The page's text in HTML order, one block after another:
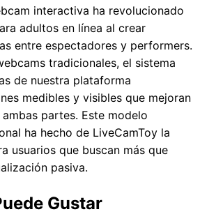
interactiva ha revolucionado
adultos en línea al crear
entre espectadores y performers.
tradicionales, el sistema
de nuestra plataforma
medibles y visibles que mejoran
partes. Este modelo
ha hecho de LiveCamToy la
usuarios que buscan más que
pasiva.
Gustar